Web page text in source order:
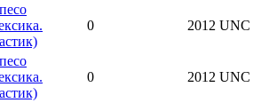
0 2012 UNC
0 2012 UNC